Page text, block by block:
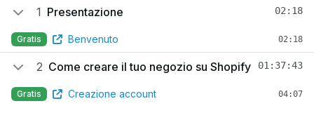
1 Presentazione 02:18
Gratis Benvenuto 02:18
2 Come creare il tuo negozio su Shopify 01:37:43
Gratis Creazione account 04:07